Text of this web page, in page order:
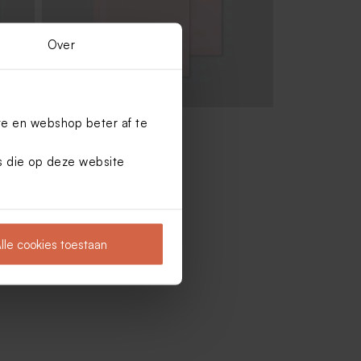
Over
en webshop beter af te
die op deze website
cookies toestaan
Zachtroze envelop